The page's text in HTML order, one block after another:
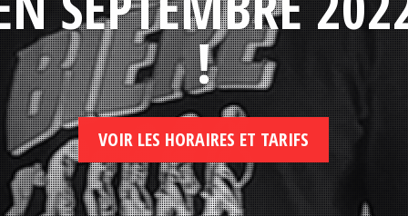
!
VOIR LES HORAIRES ET TARIFS